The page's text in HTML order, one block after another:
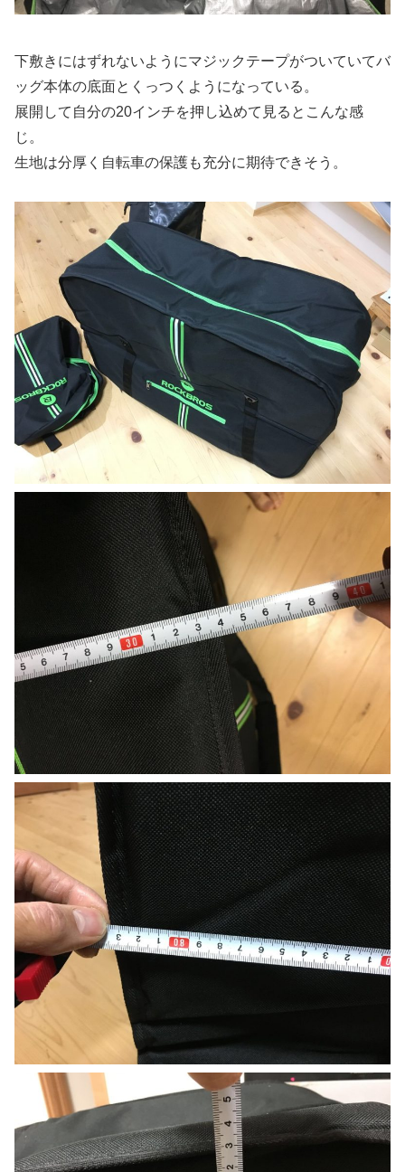
下敷きにはずれないようにマジックテープがついていてバ
ッグ本体の底面とくっつくようになっている。
展開して自分の20インチを押し込めて見るとこんな感
じ。
生地は分厚く自転車の保護も充分に期待できそう。